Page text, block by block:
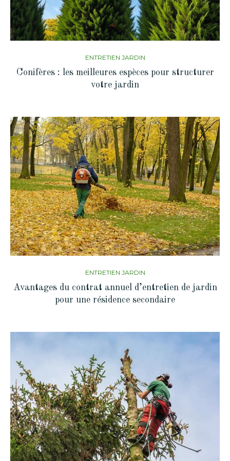
ENTRETIEN JARDIN
Conifères : les meilleures espèces pour structurer
votre jardin
ENTRETIEN JARDIN
Avantages du contrat annuel d’entretien de jardin
pour une résidence secondaire